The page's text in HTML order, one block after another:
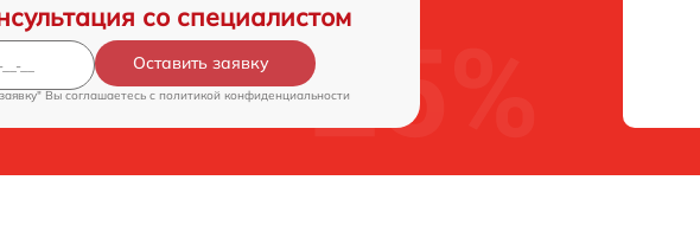
со специалистом
Оставить заявку
Вы соглашаетесь c политикой конфиденциальности